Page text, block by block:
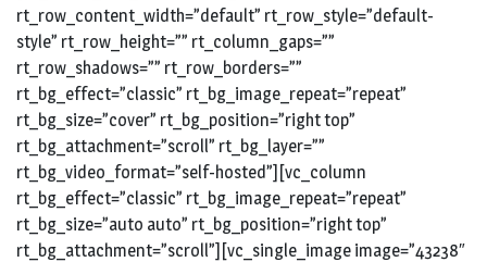
rt_row_content_width=”default” rt_row_style=”default-
style” rt_row_height=”” rt_column_gaps=””
rt_row_shadows=”” rt_row_borders=””
rt_bg_effect=”classic” rt_bg_image_repeat=”repeat”
rt_bg_size=”cover” rt_bg_position=”right top”
rt_bg_attachment=”scroll” rt_bg_layer=””
rt_bg_video_format=”self-hosted”][vc_column
rt_bg_effect=”classic” rt_bg_image_repeat=”repeat”
rt_bg_size=”auto auto” rt_bg_position=”right top”
rt_bg_attachment=”scroll”][vc_single_image image=”43238″